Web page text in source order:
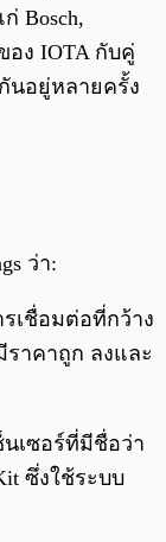
Bosch,
อง IOTA กับคู่
นอยู่หลายครั้ง
ว่า:
เชื่อมต่อที่กว้าง
ราคาถูก ลงและ
นเซอร์ที่มีชื่อว่า
ซึ่งใช้ระบบ